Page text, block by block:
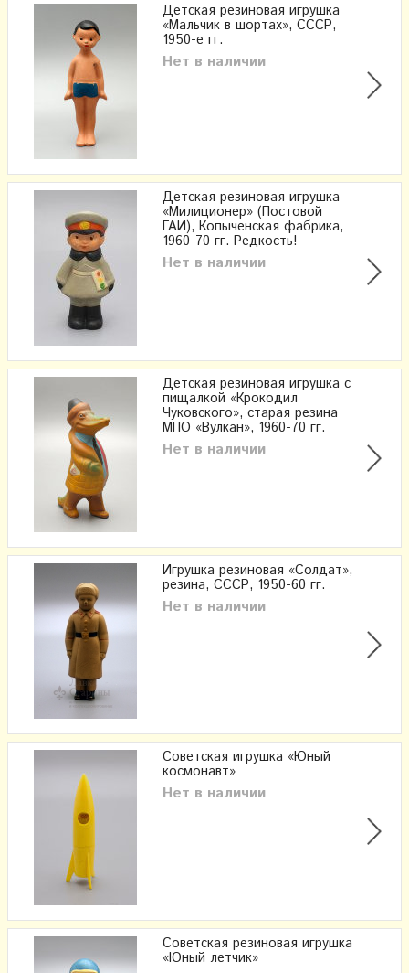
Детская резиновая игрушка
«Мальчик в шортах», СССР,
1950-е гг.
Нет в наличии
Детская резиновая игрушка
«Милиционер» (Постовой
ГАИ), Копыченская фабрика,
1960-70 гг. Редкость!
Нет в наличии
Детская резиновая игрушка с
пищалкой «Крокодил
Чуковского», старая резина
МПО «Вулкан», 1960-70 гг.
Нет в наличии
Игрушка резиновая «Солдат»,
резина, СССР, 1950-60 гг.
Нет в наличии
Советская игрушка «Юный
космонавт»
Нет в наличии
Советская резиновая игрушка
«Юный летчик»